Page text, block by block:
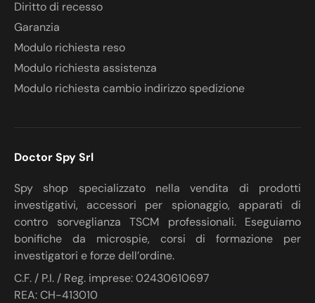
Diritto di recesso
Garanzia
Modulo richiesta reso
Modulo richiesta assistenza
Modulo richiesta cambio indirizzo spedizione
Doctor Spy Srl
Spy shop specializzato nella vendita di prodotti
investigativi, accessori per spionaggio, apparati di
contro sorveglianza TSCM professionali. Eseguiamo
bonifiche da microspie, corsi di formazione per
investigatori e forze dell’ordine.
C.F. / P.I. / Reg. imprese: 02430610697
REA: CH-413010